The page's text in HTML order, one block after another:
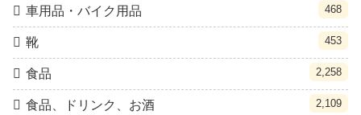
車用品・バイク用品 468
靴 453
食品 2,258
食品、ドリンク、お酒 2,109